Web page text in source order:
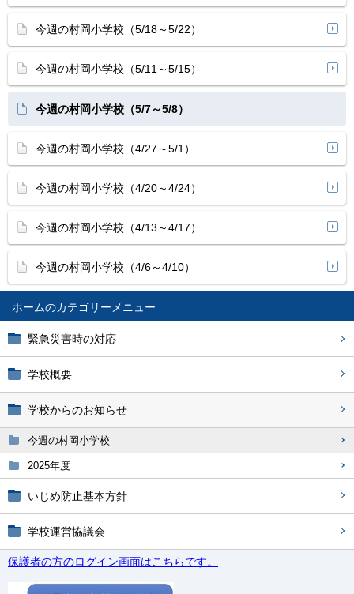
ホーム
緊急災害時の対応
学校概要
学校からのお知らせ
今週の村岡小学校
2025年度
いじめ防止基本方針
学校運営協議会
保護者の方のログイン画面はこちらです。
今週の村岡小学校（5/18～5/22）
今週の村岡小学校（5/11～5/15）
今週の村岡小学校（5/7～5/8）
今週の村岡小学校（4/27～5/1）
今週の村岡小学校（4/20～4/24）
今週の村岡小学校（4/13～4/17）
今週の村岡小学校（4/6～4/10）